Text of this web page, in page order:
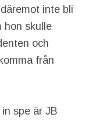
inte bli
hon skulle
och
från
spe är JB